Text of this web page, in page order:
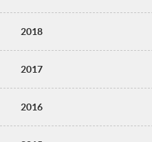
2018
2017
2016